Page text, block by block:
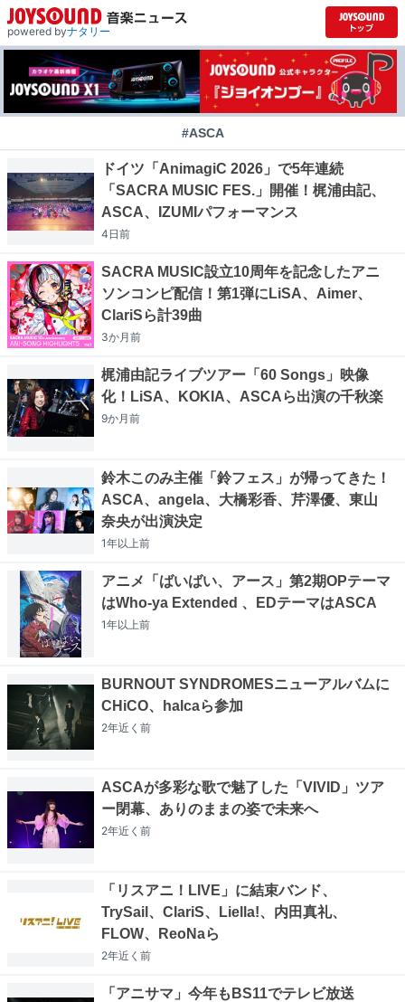
powered byナタリー
#ASCA
ドイツ「AnimagiC 2026」で5年連続
「SACRA MUSIC FES.」開催！梶浦由記、
ASCA、IZUMIパフォーマンス
4日前
SACRA MUSIC設立10周年を記念したアニ
ソンコンピ配信！第1弾にLiSA、Aimer、
ClariSら計39曲
3か月前
梶浦由記ライブツアー「60 Songs」映像
化！LiSA、KOKIA、ASCAら出演の千秋楽
9か月前
鈴木このみ主催「鈴フェス」が帰ってきた！
ASCA、angela、大橋彩香、芹澤優、東山
奈央が出演決定
1年以上前
アニメ「ばいばい、アース」第2期OPテーマ
はWho-ya Extended 、EDテーマはASCA
1年以上前
BURNOUT SYNDROMESニューアルバムに
CHiCO、halcaら参加
2年近く 前
ASCAが多彩な歌で魅了した「VIVID」ツア
ー閉幕、ありのままの姿で未来へ
2年近く 前
「リスアニ！LIVE」に結束バンド、
TrySail、ClariS、Liella!、内田真礼、
FLOW、ReoNaら
2年近く 前
「アニサマ」今年もBS11でテレビ放送